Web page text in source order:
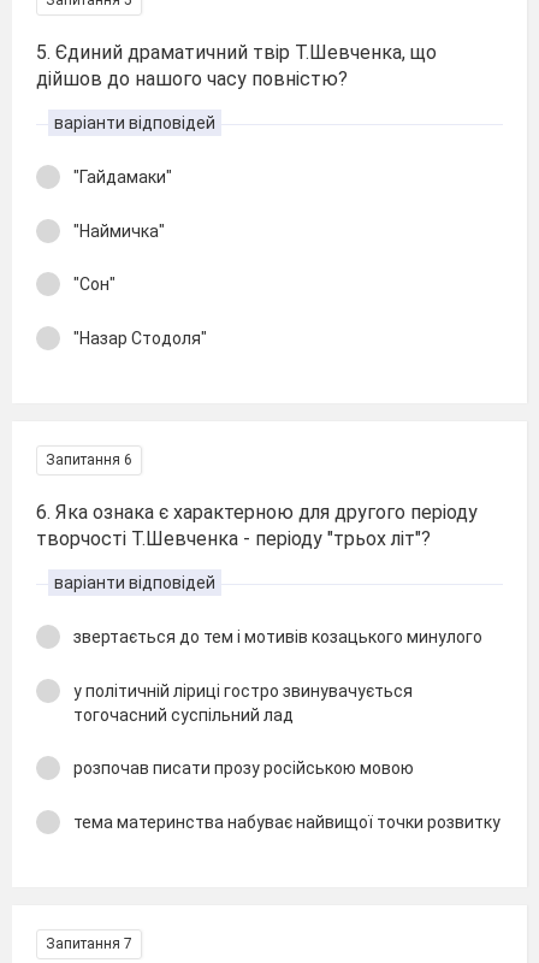
5. Єдиний драматичний твір Т.Шевченка, що
дійшов до нашого часу повністю?
варіанти відповідей
"Гайдамаки"
"Наймичка"
"Сон"
"Назар Стодоля"
Запитання 6
6. Яка ознака є характерною для другого періоду
творчості Т.Шевченка - періоду "трьох літ"?
варіанти відповідей
звертається до тем і мотивів козацького минулого
у політичній ліриці гостро звинувачується
тогочасний суспільний лад
розпочав писати прозу російською мовою
тема материнства набуває найвищої точки розвитку
Запитання 7